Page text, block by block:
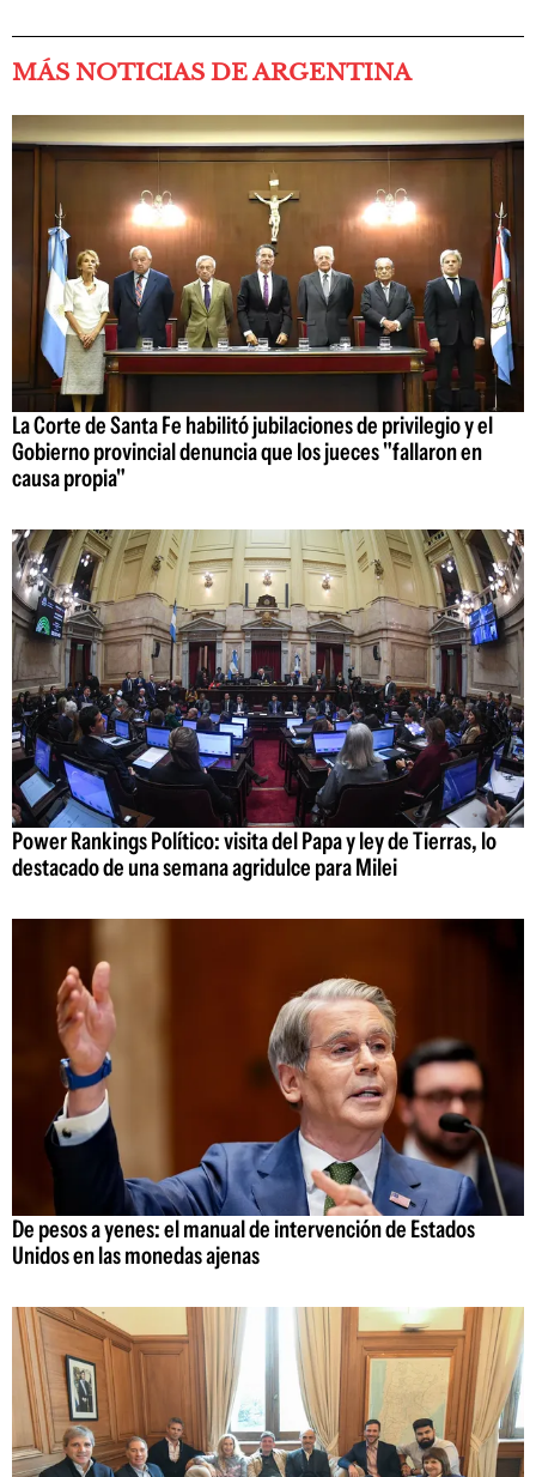
MÁS NOTICIAS DE ARGENTINA
La Corte de Santa Fe habilitó jubilaciones de privilegio y el
Gobierno provincial denuncia que los jueces "fallaron en
causa propia"
Power Rankings Político: visita del Papa y ley de Tierras, lo
destacado de una semana agridulce para Milei
De pesos a yenes: el manual de intervención de Estados
Unidos en las monedas ajenas